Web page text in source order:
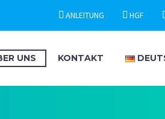
ANLEITUNG HGF
UNS KONTAKT